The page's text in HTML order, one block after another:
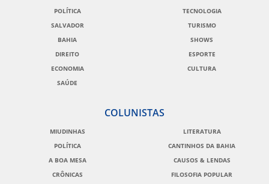
POLÍTICA
SALVADOR
BAHIA
DIREITO
ECONOMIA
SAÚDE
TECNOLOGIA
TURISMO
SHOWS
ESPORTE
CULTURA
COLUNISTAS
MIUDINHAS
POLÍTICA
A BOA MESA
CRÔNICAS
LITERATURA
CANTINHOS DA BAHIA
CAUSOS & LENDAS
FILOSOFIA POPULAR